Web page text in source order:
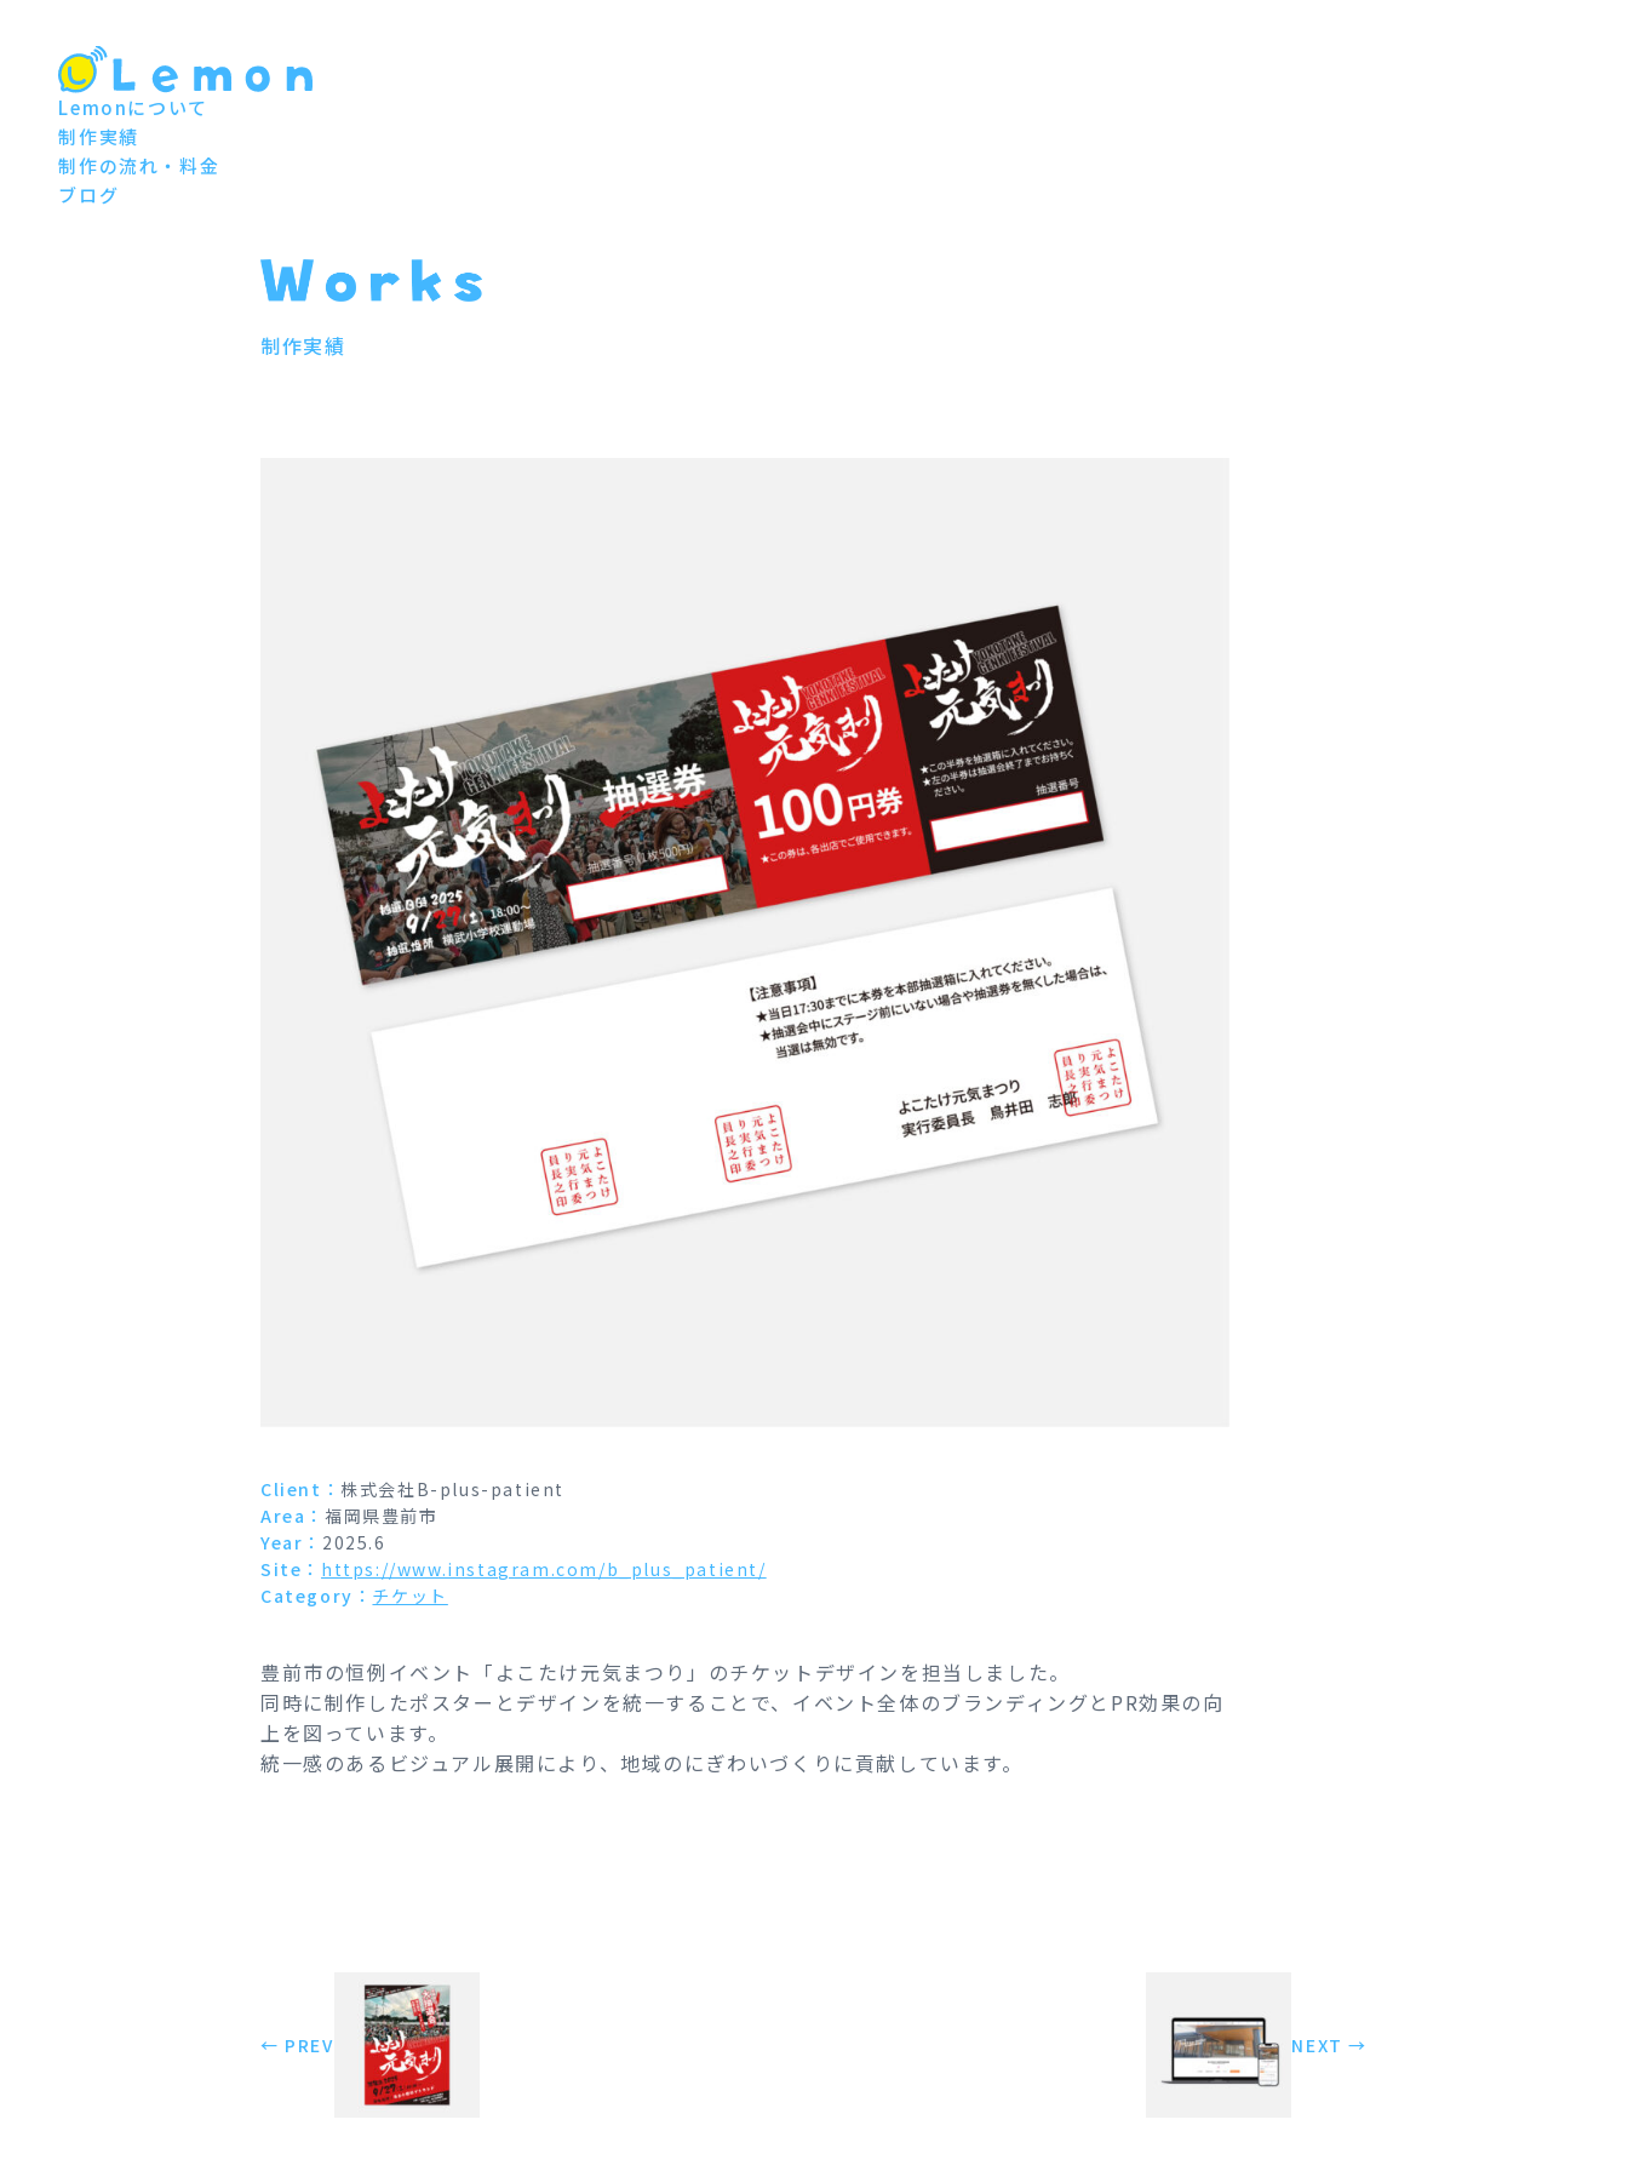
Lemonについて
制作実績
制作の流れ・料金
ブログ
制作実績
Client： 株式会社B-plus-patient
Area：福岡県豊前市
Year： 2025.6
Site： https://www.instagram.com/b_plus_patient/
Category： チケット
豊前市の恒例イベント「よこたけ元気まつり」のチケットデザインを担当しました。
同時に制作したポスターとデザインを統一することで、イベント全体のブランディングとPR効果の向
上を図っています。
統一感のあるビジュアル展開により、地域のにぎわいづくりに貢献しています。
← PREV NEXT →